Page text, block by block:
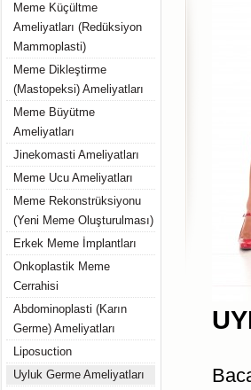
Meme Küçültme
Ameliyatları (Redüksiyon
Mammoplasti)
Meme Dikleştirme
(Mastopeksi) Ameliyatları
Meme Büyütme
Ameliyatları
Jinekomasti Ameliyatları
Meme Ucu Ameliyatları
Meme Rekonstrüksiyonu
(Yeni Meme Oluşturulması)
Erkek Meme İmplantları
Onkoplastik Meme
Cerrahisi
Abdominoplasti (Karın
Germe) Ameliyatları
Liposuction
Uyluk Germe Ameliyatları